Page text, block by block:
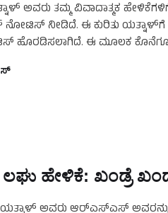
ಅವರು ತಮ್ಮ ವಿವಾದಾತ್ಮಕ
ನೋಟಿಸ್‌ ನೀಡಿದೆ. ಈ ಕುರಿತು ಯತ್ನಾಳ್‌ಗೆ
ಹೊರಡಿಸಲಾಗಿದೆ. ಈ ಮೂಲಕ ಕೊನೆಗೂ
ಎಸ್
ಹೇಳಿಕೆ: ಖಂಡ್ರೆ